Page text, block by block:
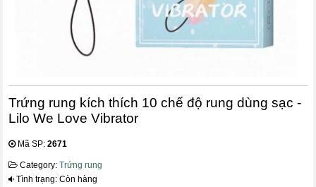
Trứng rung kích thích 10 chế độ rung dùng sạc -
Lilo We Love Vibrator
Mã SP:2671
Category:Trứng rung
Tình trạng: Còn hàng